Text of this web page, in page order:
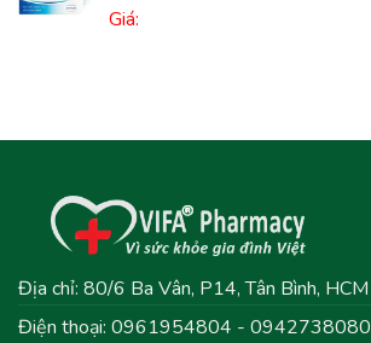
Giá:
Địa chỉ: 80/6 Ba Vân, P14, Tân Bình, HCM
Điện thoại: 0961954804 - 0942738080